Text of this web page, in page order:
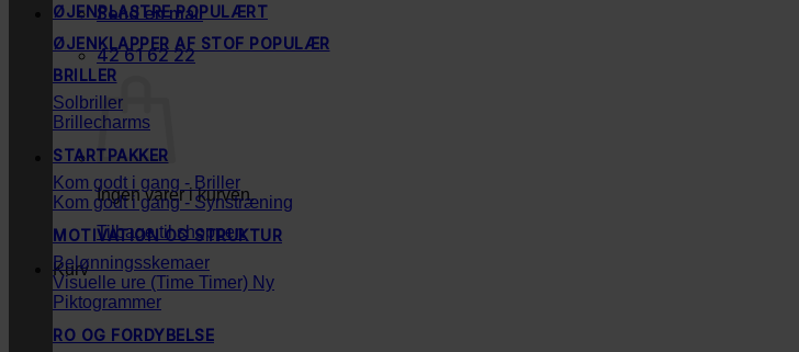
Send en mail
42 61 62 22
Ingen varer i kurven.
Tilbage til shoppen
Kurv
ØJENPLASTRE
ØJENKLAPPER AF STOF
BRILLER
Solbriller
Brillecharms
STARTPAKKER
Kom godt i gang - Briller
Kom godt i gang - Synstræning
MOTIVATION OG STRUKTUR
Belønningsskemaer
Visuelle ure (Time Timer)
Piktogrammer
RO OG FORDYBELSE